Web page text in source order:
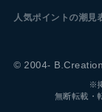
人気ポイントの潮見
© 2004-
※
無断転載・